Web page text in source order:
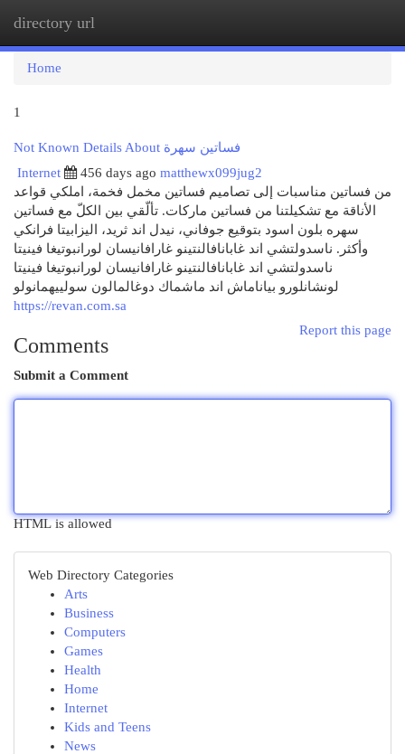
directory url
Home
1
Not Known Details About فساتين سهرة
Internet
456 days ago matthewx099jug2
من فساتين مناسبات إلى تصاميم فساتين مخمل فخمة، املكي قواعد
الأناقة مع تشكيلتنا من فساتين ماركات. تألّقي بين الكلّ مع فساتين
سهره بلون اسود بتوقيع جوفاني، نيدل اند ثريد، اليزابيتا فرانكي
وأكثر. ناسدولتشي اند غابانافالنتينو غارافانيسان لورانبوتيغا فينيتا
ناسدولتشي اند غابانافالنتينو غارافانيسان لورانبوتيغا فينيتا
لونشانلورو بياناماش اند ماشماك دوغالمالون سولييهمانولو
https://revan.com.sa
Report this page
Comments
Submit a Comment
HTML is allowed
Web Directory Categories
Arts
Business
Computers
Games
Health
Home
Internet
Kids and Teens
News